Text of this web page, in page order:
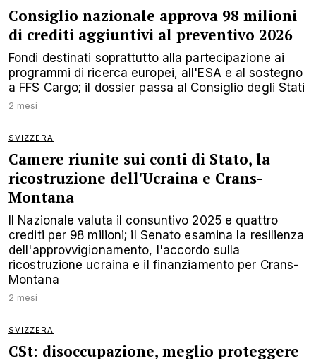
Consiglio nazionale approva 98 milioni
di crediti aggiuntivi al preventivo 2026
Fondi destinati soprattutto alla partecipazione ai
programmi di ricerca europei, all'ESA e al sostegno
a FFS Cargo; il dossier passa al Consiglio degli Stati
2 mesi
SVIZZERA
Camere riunite sui conti di Stato, la
ricostruzione dell'Ucraina e Crans-
Montana
Il Nazionale valuta il consuntivo 2025 e quattro
crediti per 98 milioni; il Senato esamina la resilienza
dell'approvvigionamento, l'accordo sulla
ricostruzione ucraina e il finanziamento per Crans-
Montana
2 mesi
SVIZZERA
CSt: disoccupazione, meglio proteggere